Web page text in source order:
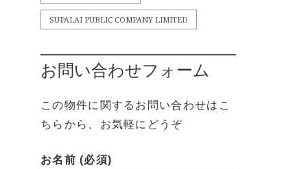
SUPALAI PUBLIC COMPANY LIMITED
お問い合わせフォーム
この物件に関するお問い合わせはこ
ちらから、お気軽にどうぞ
お名前 (必須)